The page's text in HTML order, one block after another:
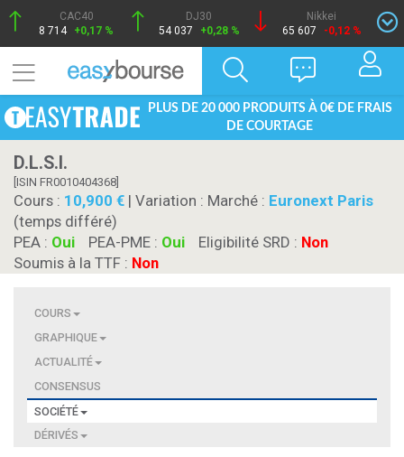
CAC40
8 714 +0,17 %
DJ30
54 037
+0,28 %
Nikkei
65 607
-0,12 %
PLUS DE 20 000 PRODUITS À 0€ DE FRAIS
DE COURTAGE
D.L.S.I.
[ISIN FR0010404368]
Cours : 10,900 | Variation : Marché : Euronext Paris
(temps différé)
PEA : Oui PEA-PME : Oui Eligibilité SRD : Non
Soumis à la TTF : Non
COURS
GRAPHIQUE
ACTUALITÉ
CONSENSUS
SOCIÉTÉ
DÉRIVÉS